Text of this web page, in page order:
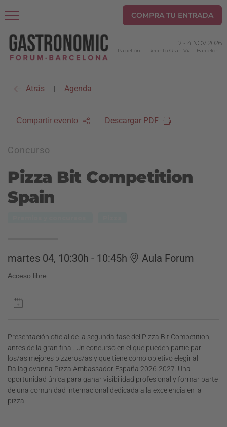
COMPRA TU ENTRADA
2 - 4 NOV 2026
Pabellón 1 | Recinto Gran Via - Barcelona
Atrás | Agenda
Compartir evento Descargar PDF
Concurso
Pizza Bit Competition
Spain
martes 04, 10:30h - 10:45h Aula Forum
Acceso libre
Presentación oficial de la segunda fase del Pizza Bit Competition,
antes de la gran final. Un concurso en el que pueden participar
los/as mejores pizzeros/as y que tiene como objetivo elegir al
Dallagiovanna Pizza Ambassador España 2026-2027. Una
oportunidad única para ganar visibilidad profesional y formar parte
de una comunidad internacional dedicada a la excelencia en la
pizza.